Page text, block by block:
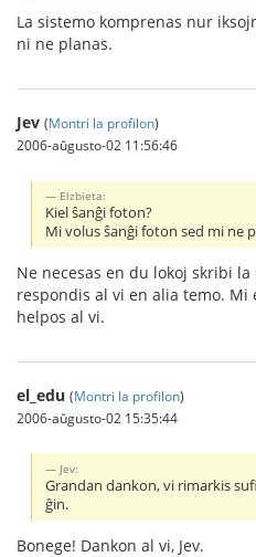
La sistemo komprenas nur
ni ne planas.
Jev (Montri la profilon)
2006-aŭgusto-02 11:56:46
Elzbieta:
Kiel ŝanĝi foton?
Mi volus ŝanĝi foton sed mi ne
Ne necesas en du lokoj skribi
respondis al vi en alia temo. Mi
helpos al vi.
el_edu (Montri la profilon)
2006-aŭgusto-02 15:35:44
Jev:
Grandan dankon, vi rimarkis
ĝin.
Bonege! Dankon al vi, Jev.